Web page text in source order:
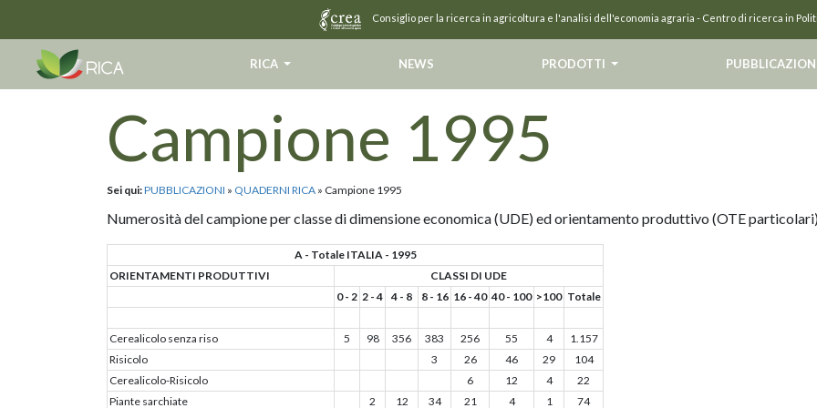
Consiglio per la ricerca in agricoltura e l'analisi dell'economia agraria - Centro di ricerca in
RICA NEWS PRODOTTI
Campione 1995
Sei qui:PUBBLICAZIONI » QUADERNI RICA » Campione 1995
Numerosità del campione per classe di dimensione economica (UDE) ed orientamento produttivo (OTE
A - Totale ITALIA - 1995
ORIENTAMENTI PRODUTTIVI
CLASSI DI UDE
0 - 2 2 - 4 4 - 8 8 - 16 16 - 40 40 - 100 >100 Totale
Cerealicolo senza riso 5 98 356 383 256 55 4
1.157
Risicolo
3 26 46 29
104
Cerealicolo-Risicolo
6 12 4
22
Piante sarchiate
2 12 34 21 4 1
74